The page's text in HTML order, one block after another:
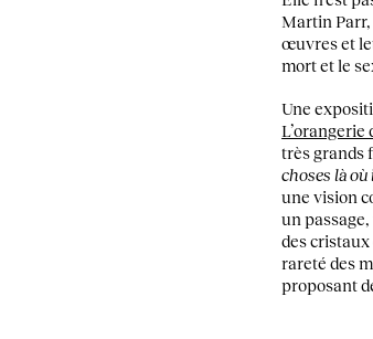
Martin
œuvres et
mort et le
Une
L’orangerie
très grands
choses là où
une vision
un
des
rareté des
proposant